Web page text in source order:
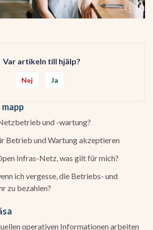
Var artikeln till hjälp?
Nej Ja
und -wartung?
Betrieb und Wartung akzeptieren
Infras-Netz, was gilt für mich?
ich vergesse, die Betriebs- und
zu bezahlen?
operativen Informationen arbeiten